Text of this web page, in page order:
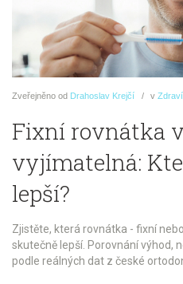
Zveřejněno od Drahoslav Krejčí v
Fixní rovnátka
vyjímatelná:
lepší?
Zjistěte, která rovnátka - fixní
skutečně lepší. Porovnání výhod,
podle reálných dat z české